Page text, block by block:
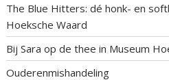
The Blue Hitters: dé honk- en
Hoeksche Waard
Bij Sara op de thee in Museum
Ouderenmishandeling